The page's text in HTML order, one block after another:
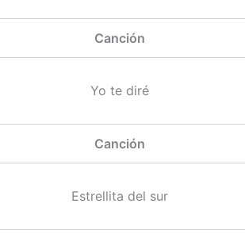
Canción
Yo te diré
Canción
Estrellita del sur